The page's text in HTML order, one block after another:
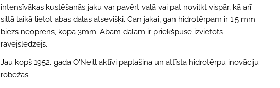
intensīvākas kustēšanās jaku var pavērt vaļā vai pat novilkt vispār, kā arī
siltā laikā lietot abas daļas atsevišķi. Gan jakai, gan hidrotērpam ir 1.5 mm
biezs neoprēns, kopā 3mm. Abām daļām ir priekšpusē izvietots
rāvējslēdzējs.
Jau kopš 1952. gada O'Neill aktīvi paplašina un attīsta hidrotērpu inovāciju
robežas.